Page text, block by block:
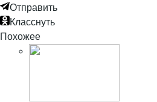
Отправить
Класснуть
Похожее